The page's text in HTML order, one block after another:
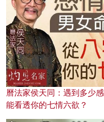
曆法家侯天同：遇到多少
能看透你的七情六欲？